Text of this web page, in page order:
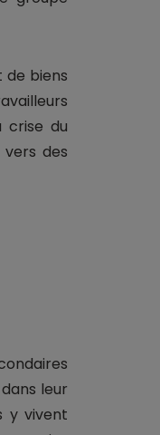
de biens
crise du
vers des
leur
y vivent